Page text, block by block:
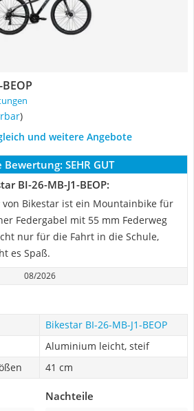
)
und weitere Angebote
Bewertung: SEHR GUT
BI-26-MB-J1-BEOP:
von Bikestar ist ein Mountainbike für
Federgabel mit 55 mm Federweg
nur für die Fahrt in die Schule,
es Spaß.
08/2026
Bikestar BI-26-MB-J1-BEOP
Aluminium leicht, steif
41 cm
Nachteile